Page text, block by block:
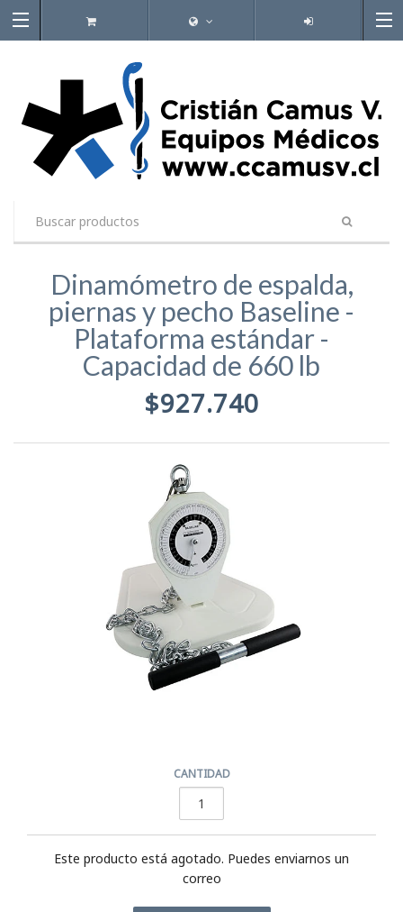
Dinamómetro de espalda,
piernas y pecho Baseline -
Plataforma estándar -
Capacidad de 660 lb
$927.740
CANTIDAD
Este producto está agotado. Puedes enviarnos un
correo